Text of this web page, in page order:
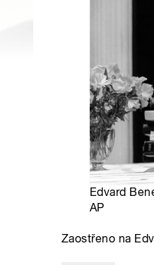
Edvard
AP
Zaostřeno na